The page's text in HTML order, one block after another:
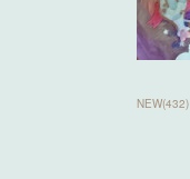
NEW(432)